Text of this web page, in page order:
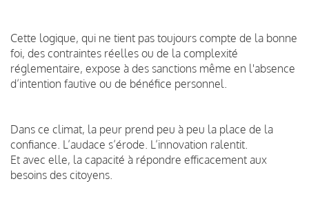
Cette logique, qui ne tient pas toujours compte de la bonne
foi, des contraintes réelles ou de la complexité
réglementaire, expose à des sanctions même en l'absence
d’intention fautive ou de bénéfice personnel.
Dans ce climat, la peur prend peu à peu la place de la
confiance. L’audace s’érode. L’innovation ralentit.
Et avec elle, la capacité à répondre efficacement aux
besoins des citoyens.